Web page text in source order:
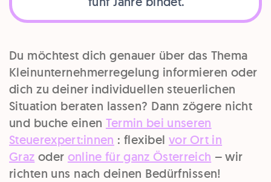
Du möchtest dich genauer über das Thema
Kleinunternehmerregelung informieren oder
dich zu deiner individuellen steuerlichen
Situation beraten lassen? Dann zögere nicht
und buche einen Termin bei unseren
Steuerexpert:innen : flexibel vor Ort in
Graz oder online für ganz Österreich – wir
richten uns nach deinen Bedürfnissen!